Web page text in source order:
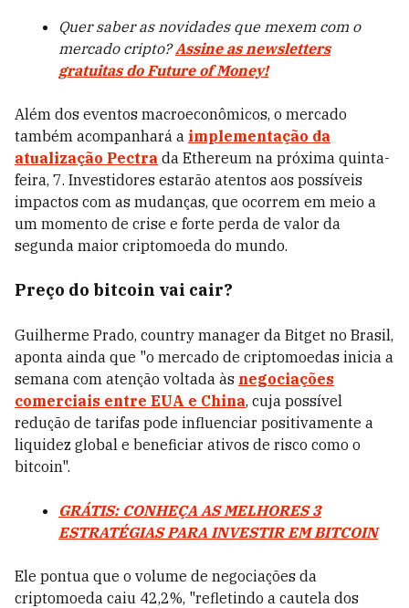
Quer saber as novidades que mexem com o
mercado cripto?Assine as newsletters
gratuitas do Future of Money!
Além dos eventos macroeconômicos, o mercado
também acompanhará a implementação da
atualização Pectra da Ethereum na próxima quinta-
feira, 7. Investidores estarão atentos aos possíveis
impactos com as mudanças, que ocorrem em meio a
um momento de crise e forte perda de valor da
segunda maior criptomoeda do mundo.
Preço do bitcoin vai cair?
Guilherme Prado, country manager da Bitget no Brasil,
aponta ainda que "o mercado de criptomoedas inicia a
semana com atenção voltada às negociações
comerciais entre EUA e China, cuja possível
redução de tarifas pode influenciar positivamente a
liquidez global e beneficiar ativos de risco como o
bitcoin".
GRÁTIS: CONHEÇA AS MELHORES 3
ESTRATÉGIAS PARA INVESTIR EM BITCOIN
Ele pontua que o volume de negociações da
criptomoeda caiu 42,2%, "refletindo a cautela dos